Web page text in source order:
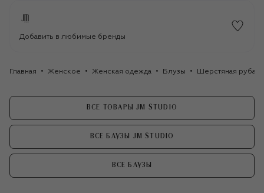
Добавить в любимые бренды
Главная Женское Женская одежда Блузы Шерстяная
ВСЕ ТОВАРЫ JM STUDIO
ВСЕ БЛУЗЫ JM STUDIO
ВСЕ БЛУЗЫ